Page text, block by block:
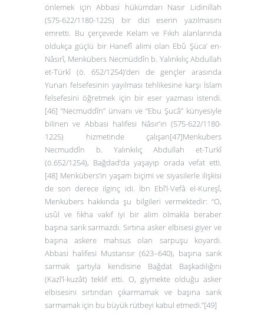
önlemek için Abbasi hükümdarı Nasır Lidinillah
(575-622/1180-1225) bir dizi eserin yazılmasını
emretti. Bu çerçevede Kelam ve Fıkıh alanlarında
oldukça güçlü bir Hanefî alimi olan Ebû Şüca’ en-
Nâsırî, Menkübers Necmüddîn b. Yalınkılıç Abdullah
et-Türkî (ö. 652/1254)’den de gençler arasında
Yunan felsefesinin yayılması tehlikesine karşı İslam
felsefesini öğretmek için bir eser yazması istendi.
[46] “Necmuddîn” ünvanı ve “Ebu Şucâ” künyesiyle
bilinen ve Abbasi halifesi Nâsır’ın (575-622/1180-
1225) hizmetinde çalışan[47]Menkubers
Necmuddîn b. Yalınkılıç Abdullah et-Turkî
(ö.652/1254), Bağdad’da yaşayıp orada vefat etti.
[48] Menkübers’in yaşam biçimi ve siyasilerle ilişkisi
de son derece ilginç idi. İbn Ebî’l-Vefâ el-Kureşî,
Menkubers hakkında şu bilgileri vermektedir: “O,
usûl ve fıkha vakıf iyi bir alim olmakla beraber
başına sarık sarmazdı. Sırtına asker elbisesi giyer ve
başına askere mahsus olan sarpuşu koyardı.
Abbasi halifesi Mustansır (623–640), başına sarık
sarmak şartıyla kendisine Bağdat Başkadılığını
(Kazî’l-kuzât) teklif etti. O, giymekte olduğu asker
elbisesini sırtından çıkarmamak ve başına sarık
sarmamak için bu büyük rütbeyi kabul etmedi.”[49]